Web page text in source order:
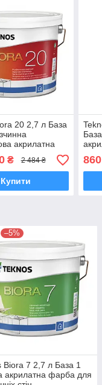
20 2,7 л База
акрилатна
внутрішніх стін
₴ 2 484 ₴
Купити
і
–5%
Biora 7 2,7 л База 1
акрилатна фарба для